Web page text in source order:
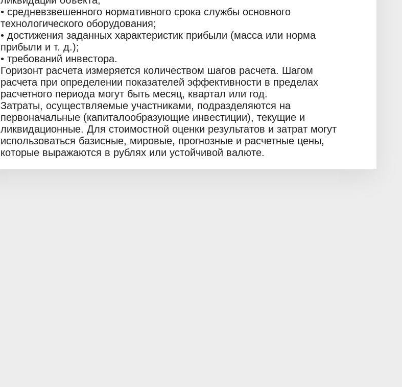
• средневзвешенного нормативного срока службы основного
технологического оборудования;
• достижения заданных характеристик прибыли (масса или норма
прибыли и т. д.);
• требований инвестора.
Горизонт расчета измеряется количеством шагов расчета. Шагом
расчета при определении показателей эффективности в пределах
расчетного периода могут быть месяц, квартал или год.
Затраты, осуществляемые участниками, подразделяются на
первоначальные (капиталообразующие инвестиции), текущие и
ликвидационные. Для стоимостной оценки результатов и затрат могут
использоваться базисные, мировые, прогнозные и расчетные цены,
которые выражаются в рублях или устойчивой валюте.